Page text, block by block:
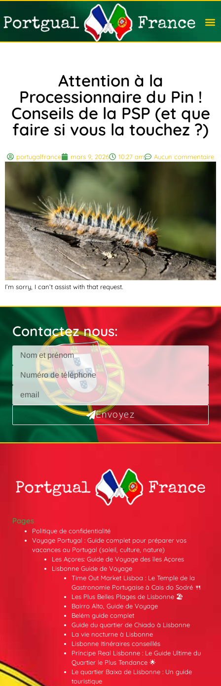
Attention à la
Processionnaire du Pin !
Conseils de la PSP (et que
faire si vous la touchez ?)
portugalfrance mars 9, 2026 10:27 am Aucun commentaire
I’m sorry, I can’t assist with that request.
Contactez nous:
Envoyez
Pages
Politique de confidentialité
Voyage Portugal : Guide complet pour préparer vos
vacances au Portugal (soleil, culture, nature)
Les Açores: Guide de Voyage des îles Açores
Lisbonne Guide de Voyage
Time Out Market Lisboa : Le Temple de la
Gastronomie Portugaise à Cais do Sodré 🍴
Les Plus Belles Plages de Lisbonne 🏖️
Bairro Alto, Guide de Voyage
Belém guide complet
Guide du quartier de Chiado à Lisbonne
La vie nocturne à Lisbonne
Lisbonne Itinéraires conseillés
Príncipe Real Lisbonne : Le Guide Ultime du
Quartier le Plus Tendance 🌟
Le quartier Baixa de Lisbonne : Un guide
touristique